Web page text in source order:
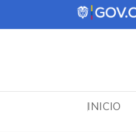
INICIO